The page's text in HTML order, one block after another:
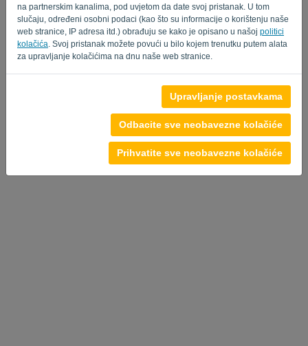
na partnerskim kanalima, pod uvjetom da date svoj pristanak. U tom
slučaju, određeni osobni podaci (kao što su informacije o korištenju naše
web stranice, IP adresa itd.) obrađuju se kako je opisano u našoj politici
kolačića . Svoj pristanak možete povući u bilo kojem trenutku putem alata
za upravljanje kolačićima na dnu naše web stranice.
Upravljanje postavkama
Odbacite sve neobavezne kolačiće
Prihvatite sve neobavezne kolačiće